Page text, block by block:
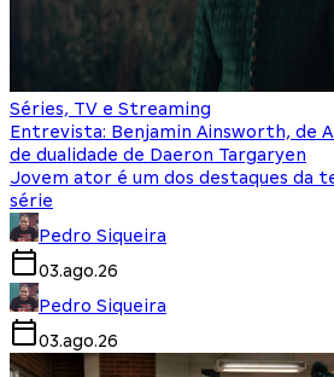
Séries, TV e Streaming
Entrevista: Benjamin Ainsworth, de
de dualidade de Daeron Targaryen
Jovem ator é um dos destaques da
série
Pedro Siqueira
03.ago.26
Pedro Siqueira
03.ago.26